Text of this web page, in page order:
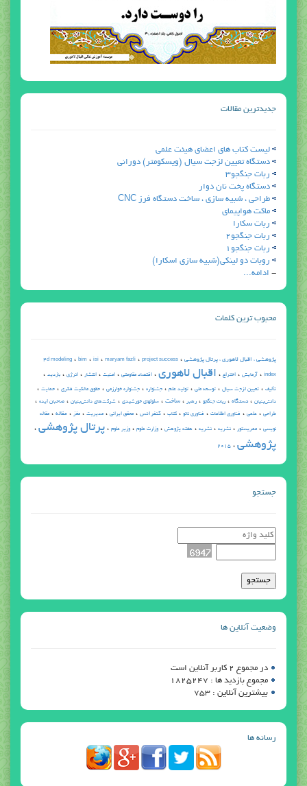
جدیدترین مقالات
ليست كتاب هاي اعضاي هيئت علمي
دستگاه تعیین لزجت سیال (ویسکومتر) دوراني
ربات جنگجو3
دستگاه پخت نان دوار
طراحی ، شبیه سازی ، ساخت دستگاه فرز CNC
ماكت هواپيماي
ربات سكارا
ربات جنگجو2
ربات جنگجو1
روبات دو لينكي(شبيه سازي اسكارا)
- ادامه...
محبوب ترین کلمات
پژوهشي ، اقبال لاهوري ، پرتال پژوهشي ، 4d modeling ، bim ، isi ، maryam fazli ، project success
index ، آزمایش ، اختراع ، اقبال لاهوري ، اقتصاد مقاومتی ، امنیت ، انتشار ، انرژی ، بازديد ،
تأليف ، تعیین لزجت سیال ، توسعه ملی ، توليد علم ، جشنواره ، جشنواره خوارزمي ، حقوق مالکیت فکری ، حمایت ،
دانش‌بنیان ، دستگاه ، ربات جنگجو ، رهبر ، ساخت ، سلولهای خورشیدی ، شرکت‌های دانش‌بنیان ، صاحبان ایده ،
طراحي ، علمي ، فناوری اطلاعات ، فناوری نانو ، كتاب ، كنفرانس ، محقق ایرانی ، مديريت ، مغز ، مقاله ، مقاله
نويسي ، ممریستور ، نشريه ، نشریه ، هفته پژوهش ، وزارت علوم ، وزیر علوم ، پرتال پژوهشي ،
پژوهشي ، 2015
جستجو
وضعیت آنلاین ها
در مجموع 2 کاربر آنلاین است
مجموع بازدید ها : 1825247
بیشترین آنلاین : 753
رسانه ها